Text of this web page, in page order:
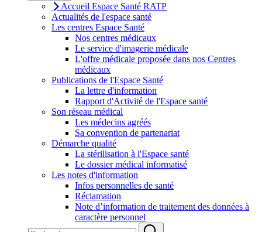
Accueil Espace Santé RATP
Actualités de l'espace santé
Les centres Espace Santé
Nos centres médicaux
Le service d'imagerie médicale
L'offre médicale proposée dans nos Centres
médicaux
Publications de l'Espace Santé
La lettre d'information
Rapport d'Activité de l'Espace santé
Son réseau médical
Les médecins agréés
Sa convention de partenariat
Démarche qualité
La stérilisation à l'Espace santé
Le dossier médical informatisé
Les notes d'information
Infos personnelles de santé
Réclamation
Note d’information de traitement des données à
caractère personnel